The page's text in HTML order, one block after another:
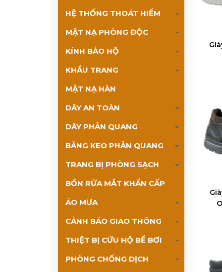
HỆ THỐNG THOÁT HIỂM
MẶT NẠ PHÒNG ĐỘC
KÍNH BẢO HỘ
KHẨU TRANG
MẶT NẠ HÀN
DÂY AN TOÀN
DÂY PHẢN QUANG
BĂNG KEO PHẢN QUANG
TRANG BỊ PHÒNG SẠCH
BỒN RỬA MẮT KHẨN CẤP
ÁO MƯA
CẢNH BÁO GIAO THÔNG
THIỆT BỊ CỨU HỘ BỂ BƠI
PHÒNG CHỐNG DỊCH